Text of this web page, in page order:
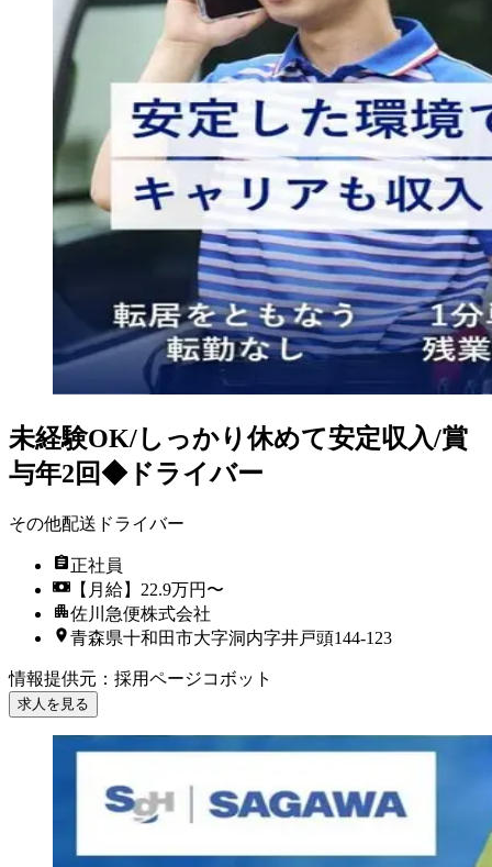
未経験OK/しっかり休めて安定収入/賞
与年2回◆ドライバー
その他配送ドライバー
正社員
【月給】22.9万円〜
佐川急便株式会社
青森県十和田市大字洞内字井戸頭144-123
情報提供元 ： 採用ページコボット
求人を見る